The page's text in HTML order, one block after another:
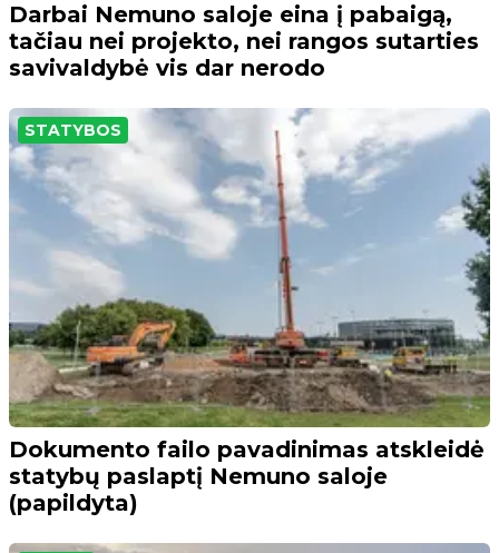
Darbai Nemuno saloje eina į pabaigą,
tačiau nei projekto, nei rangos sutarties
savivaldybė vis dar nerodo
STATYBOS
Dokumento failo pavadinimas atskleidė
statybų paslaptį Nemuno saloje
(papildyta)